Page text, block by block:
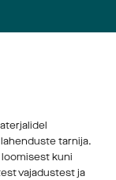
tarnija.
kuni
vajadustest ja